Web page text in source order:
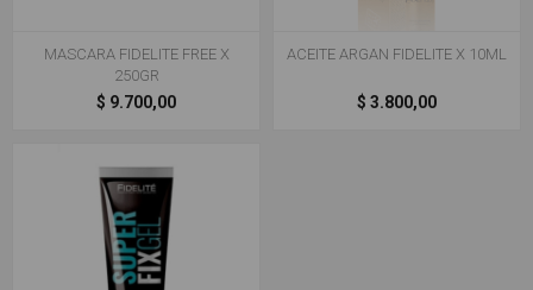
MASCARA FIDELITE FREE X
250GR
$ 9.700,00
ACEITE ARGAN FIDELITE X 10ML
$ 3.800,00